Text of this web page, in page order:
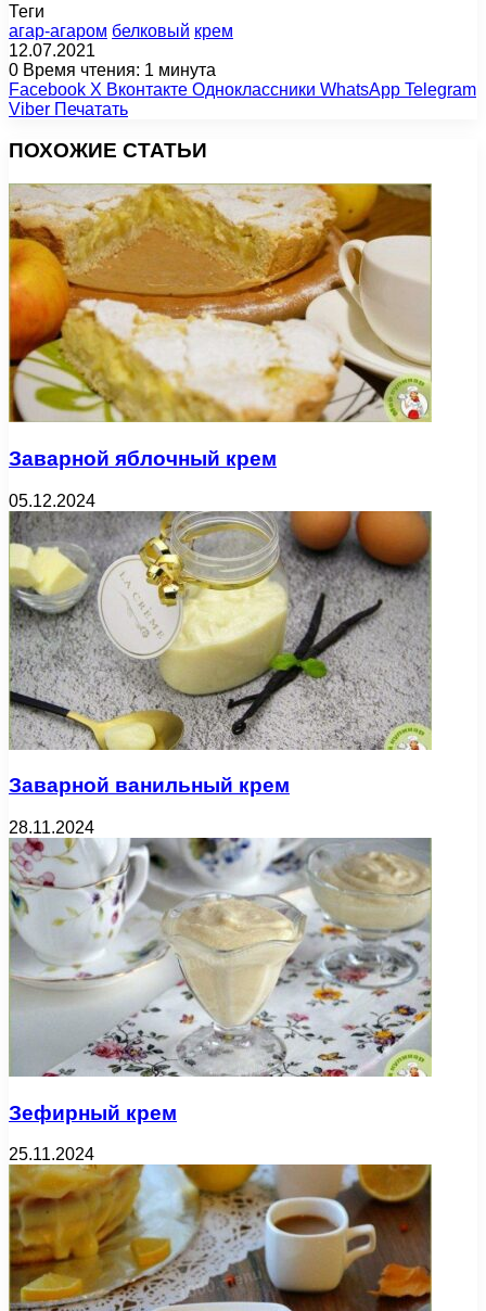
Теги
агар-агаром белковый крем
12.07.2021
0 Время чтения: 1 минута
Facebook X Вконтакте Одноклассники WhatsApp Telegram
Viber Печатать
ПОХОЖИЕ СТАТЬИ
Заварной яблочный крем
05.12.2024
Заварной ванильный крем
28.11.2024
Зефирный крем
25.11.2024